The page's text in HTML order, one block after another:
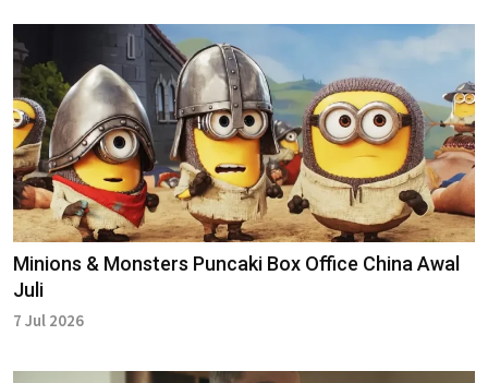
Minions & Monsters Puncaki Box Office China Awal
Juli
7 Jul 2026